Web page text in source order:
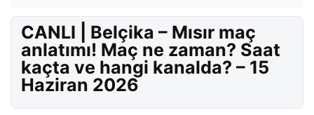
CANLI | Belçika – Mısır maç
anlatımı! Maç ne zaman? Saat
kaçta ve hangi kanalda? – 15
Haziran 2026